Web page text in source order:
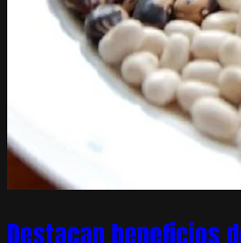
Destacan beneficios